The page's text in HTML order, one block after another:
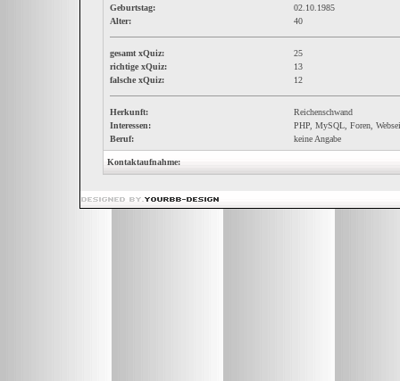
Geburtstag:
02.10.1985
Alter:
40
gesamt xQuiz:
25
richtige xQuiz:
13
falsche xQuiz:
12
Herkunft:
Reichenschwand
Interessen:
PHP, MySQL, Foren,
Beruf:
keine Angabe
Kontaktaufnahme: